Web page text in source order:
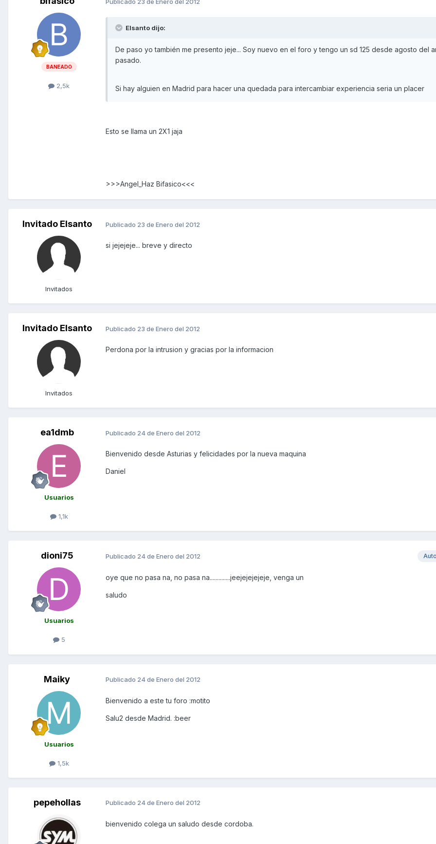
BANEADO
2,5k
Elsanto dijo:
De paso yo también me presento jeje... Soy nuevo en el foro y tengo un sd 125 desde agosto del
pasado.
Si hay alguien en Madrid para hacer una quedada para intercambiar experiencia seria un placer
Esto se llama un 2X1 jaja
>>>Angel_Haz Bifasico<<<
Invitado Elsanto
Invitados
Publicado 23 de Enero del 2012
si jejejeje... breve y directo
Invitado Elsanto
Invitados
Publicado 23 de Enero del 2012
Perdona por la intrusion y gracias por la informacion
ea1dmb
Usuarios
1,1k
Publicado 24 de Enero del 2012
Bienvenido desde Asturias y felicidades por la nueva maquina
Daniel
dioni75
Usuarios
5
Publicado 24 de Enero del 2012
oye que no pasa na, no pasa na..............jeejejejejeje, venga un
saludo
Maiky
Usuarios
1,5k
Publicado 24 de Enero del 2012
Bienvenido a este tu foro :motito
Salu2 desde Madrid. :beer
pepehollas Publicado 24 de Enero del 2012
bienvenido colega un saludo desde cordoba.